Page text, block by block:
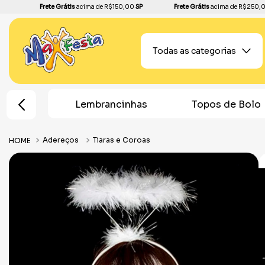
Frete Grátisacima de R$150,00 SP Frete Grátisacima de
Todas as categorias
Festa Lembrancinhas Topos de Bolo
Adereços Tiaras e Coroas